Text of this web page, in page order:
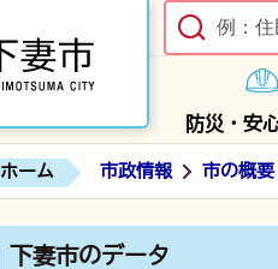
防災・安
ホーム 市政情報 市の概要
下妻市のデータ